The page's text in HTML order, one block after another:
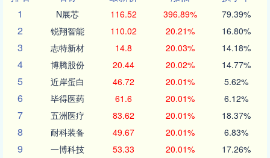
1
N展芯 116.52 396.89% 79.39%
2 锐翔智能 110.02 20.21% 16.80%
3 志特新材 14.8 20.03% 14.18%
4 博腾股份 20.44 20.02% 14.77%
5 近岸蛋白 46.72 20.01% 5.62%
6 毕得医药 61.6 20.01% 6.12%
7 五洲医疗 83.62 20.01% 18.37%
8 耐科装备 49.67 20.01% 6.83%
9 一博科技 53.33 20.01% 17.26%